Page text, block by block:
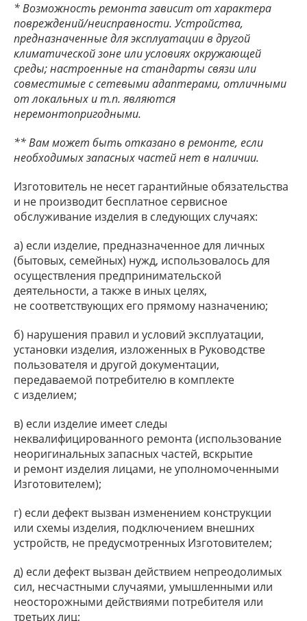
* Возможность ремонта зависит от характера
повреждений/неисправности. Устройства,
предназначенные для эксплуатации в другой
климатической зоне или условиях окружающей
среды; настроенные на стандарты связи или
совместимые с сетевыми адаптерами, отличными
от локальных и т.п. являются
неремонтопригодными.
** Вам может быть отказано в ремонте, если
необходимых запасных частей нет в наличии.
Изготовитель не несет гарантийные обязательства
и не производит бесплатное сервисное
обслуживание изделия в следующих случаях:
а) если изделие, предназначенное для личных
(бытовых, семейных) нужд, использовалось для
осуществления предпринимательской
деятельности, а также в иных целях,
не соответствующих его прямому назначению;
б) нарушения правил и условий эксплуатации,
установки изделия, изложенных в Руководстве
пользователя и другой документации,
передаваемой потребителю в комплекте
с изделием;
в) если изделие имеет следы
неквалифицированного ремонта (использование
неоригинальных запасных частей, вскрытие
и ремонт изделия лицами, не уполномоченными
Изготовителем);
г) если дефект вызван изменением конструкции
или схемы изделия, подключением внешних
устройств, не предусмотренных Изготовителем;
д) если дефект вызван действием непреодолимых
сил, несчастными случаями, умышленными или
неосторожными действиями потребителя или
третьих лиц;